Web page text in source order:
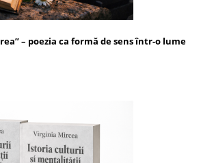
– poezia ca formă de sens într-o lume